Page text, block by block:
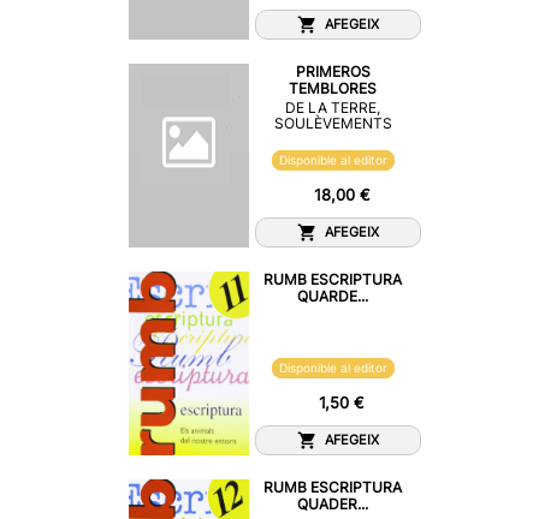
AFEGEIX
PRIMEROS
TEMBLORES
DE LA TERRE,
SOULÈVEMENTS
Disponible al editor
18,00 €
AFEGEIX
RUMB ESCRIPTURA
QUARDE...
Disponible al editor
1,50 €
AFEGEIX
RUMB ESCRIPTURA
QUADER...